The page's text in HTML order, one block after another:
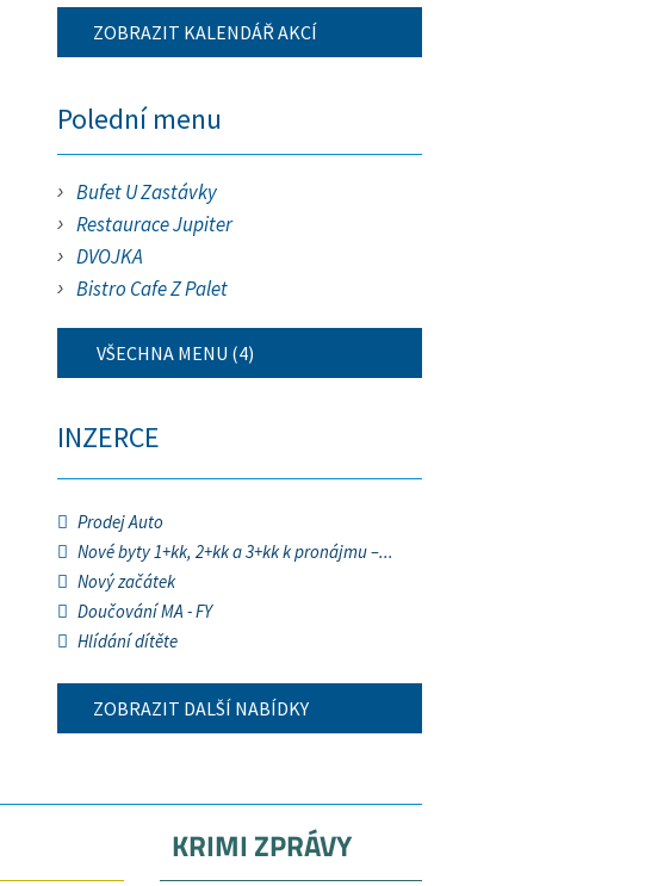
ZOBRAZIT KALENDÁŘ AKCÍ
Polední menu
Bufet U Zastávky
Restaurace Jupiter
DVOJKA
Bistro Cafe Z Palet
VŠECHNA MENU (4)
INZERCE
Prodej Auto
Nové byty 1+kk, 2+kk a 3+kk k pronájmu –...
Nový začátek
Doučování MA - FY
Hlídání dítěte
ZOBRAZIT DALŠÍ NABÍDKY
KRIMI ZPRÁVY